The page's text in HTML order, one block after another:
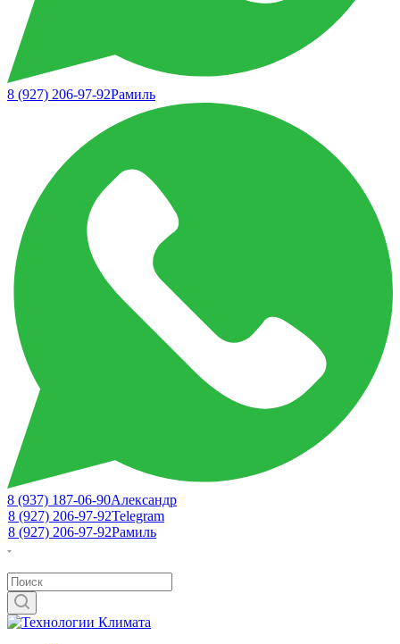
8 (927) 206-97-92Рамиль
8 (937) 187-06-90Александр
8 (927) 206-97-92Telegram
8 (927) 206-97-92Рамиль